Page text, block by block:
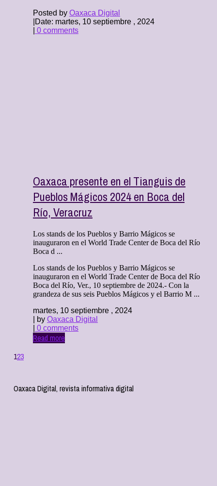
Posted by Oaxaca Digital
Date: martes, 10 septiembre , 2024
0 comments
Oaxaca presente en el Tianguis de
Pueblos Mágicos 2024 en Boca del
Río, Veracruz
Los stands de los Pueblos y Barrio Mágicos se
inauguraron en el World Trade Center de Boca del Río
Boca d ...
Los stands de los Pueblos y Barrio Mágicos se
inauguraron en el World Trade Center de Boca del Río
Boca del Río, Ver., 10 septiembre de 2024.- Con la
grandeza de sus seis Pueblos Mágicos y el Barrio M ...
martes, 10 septiembre , 2024
| by Oaxaca Digital
0 comments
Read more
123
Oaxaca Digital, revista informativa digital